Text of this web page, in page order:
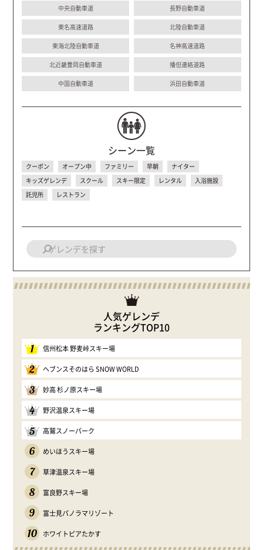
中央自動車道 長野自動車道
東名高速道路 北陸自動車道
東海北陸自動車道 名神高速道路
北近畿豊岡自動車道 播但連絡道路
中国自動車道 浜田自動車道
シーン一覧
クーポン オープン中 ファミリー 早朝
ナイター
キッズゲレンデ
スクール スキー限定 レンタル
入浴施設
託児所
レストラン
人気ゲレンデ
ランキングTOP10
1 信州松本 野麦峠スキー場
2 ヘブンスそのはら SNOW WORLD
3 妙高 杉ノ原スキー場
4 野沢温泉スキー場
5 高鷲スノーパーク
6 めいほうスキー場
7 草津温泉スキー場
8 富良野スキー場
9 富士見パノラマリゾート
10 ホワイトピアたかす